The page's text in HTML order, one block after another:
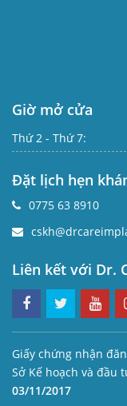
Giờ mở cửa
Thứ 2 - Thứ 7:
Đặt lịch hẹn
0775 63 8910
Liên kết với Dr.
Giấy chứng nhận
Sở Kế hoạch và đầu
03/11/2017